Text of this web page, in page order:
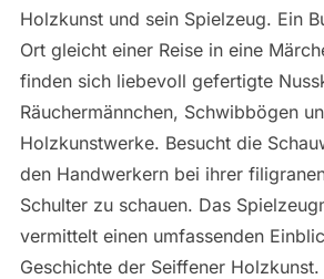
Holzkunst und sein Spielzeug. Ein
Ort gleicht einer Reise in eine
finden sich liebevoll gefertigte
Räuchermännchen, Schwibbögen
Holzkunstwerke. Besucht die
den Handwerkern bei ihrer
Schulter zu schauen. Das
vermittelt einen umfassenden
Geschichte der Seiffener Holzkunst.